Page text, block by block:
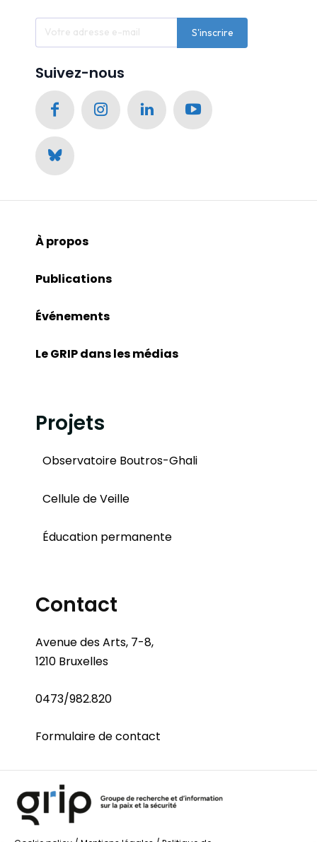
S'inscrire
Suivez-nous
À propos
Publications
Événements
Le GRIP dans les médias
Projets
Observatoire Boutros-Ghali
Cellule de Veille
Éducation permanente
Contact
Avenue des Arts, 7-8,
1210 Bruxelles
0473/982.820
Formulaire de contact